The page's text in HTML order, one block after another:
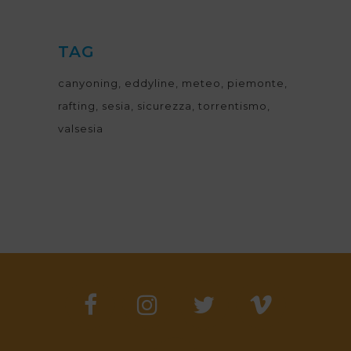
TAG
canyoning eddyline meteo
piemonte
rafting
sesia sicurezza
torrentismo
valsesia